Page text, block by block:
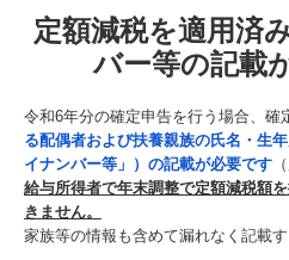
定額減税を適用済
バー等の記載
令和6年分の確定申告を行う場合、確
る配偶者および扶養親族の氏名・生
イナンバー等」）の記載が必要です
給与所得者で年末調整で定額減税額
きません。
家族等の情報も含めて漏れなく記載